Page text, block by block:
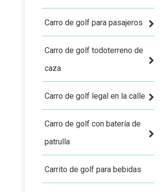
Carro de golf para pasajeros
Carro de golf todoterreno de
caza
Carro de golf legal en la calle
Carro de golf con batería de
patrulla
Carrito de golf para bebidas